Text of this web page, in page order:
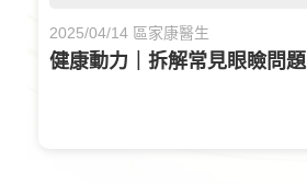
2025/04/14 區家康醫生
健康動力｜拆解常見眼瞼問題